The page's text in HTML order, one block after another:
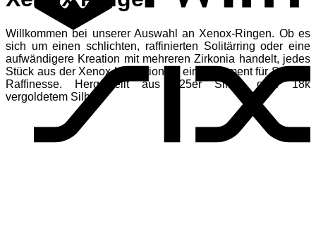
Willkommen bei unserer Auswahl an Xenox-Ringen. Ob es
sich um einen schlichten, raffinierten Solitärring oder eine
aufwändigere Kreation mit mehreren Zirkonia handelt, jedes
Stück aus der Xenox-Kollektion ist ein Statement für Stil und
Raffinesse. Hergestellt aus 925er Silber oder 18k
vergoldetem Silber.